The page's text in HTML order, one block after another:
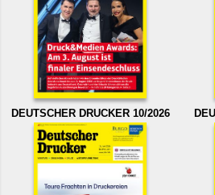
DEUTSCHER DRUCKER 10/2026